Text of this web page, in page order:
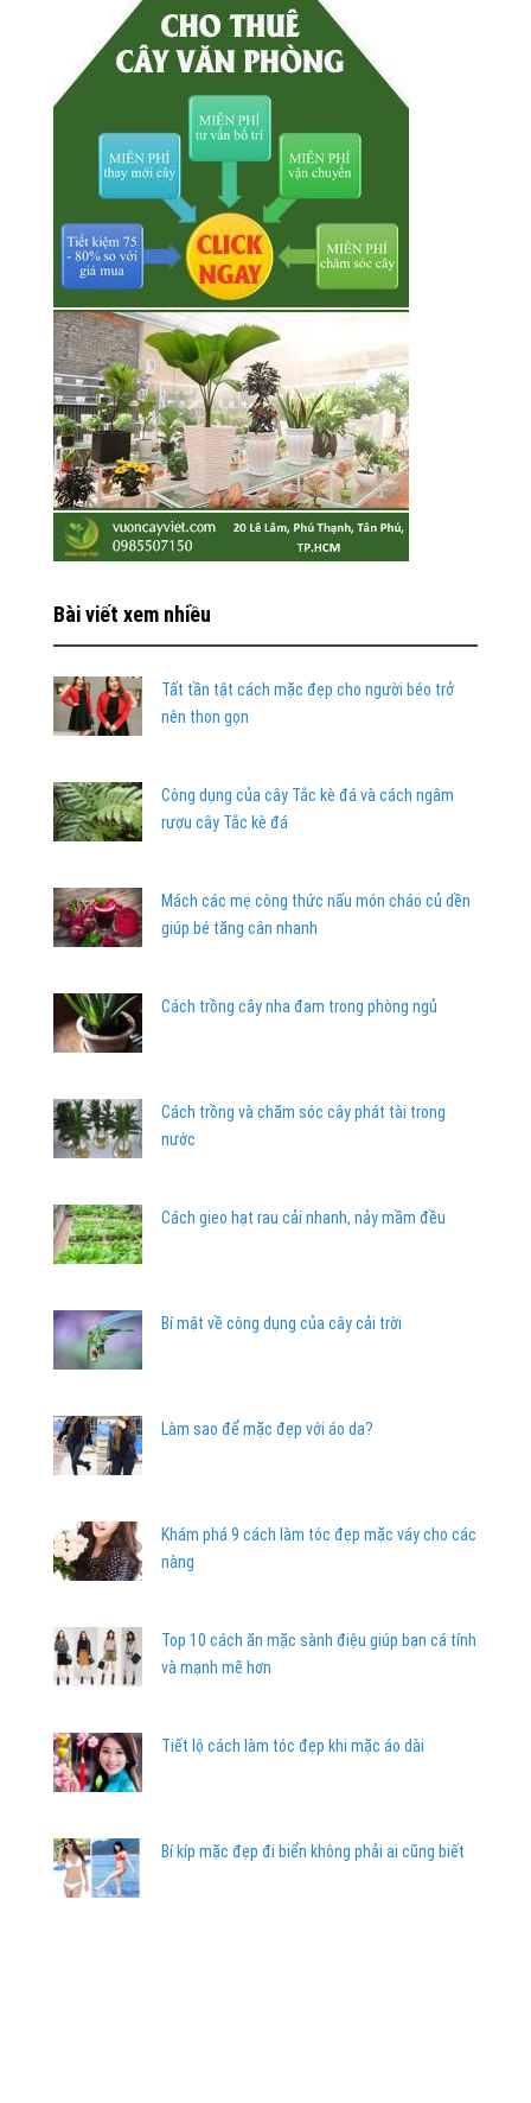
Bài viết xem nhiều
Tất tần tật cách mặc đẹp cho người béo trở
nên thon gọn
Công dụng của cây Tắc kè đá và cách ngâm
rượu cây Tắc kè đá
Mách các mẹ công thức nấu món cháo củ dền
giúp bé tăng cân nhanh
Cách trồng cây nha đam trong phòng ngủ
Cách trồng và chăm sóc cây phát tài trong
nước
Cách gieo hạt rau cải nhanh, nảy mầm đều
Bí mật về công dụng của cây cải trời
Làm sao để mặc đẹp với áo da?
Khám phá 9 cách làm tóc đẹp mặc váy cho các
nàng
Top 10 cách ăn mặc sành điệu giúp bạn cá tính
và mạnh mẽ hơn
Tiết lộ cách làm tóc đẹp khi mặc áo dài
Bí kíp mặc đẹp đi biển không phải ai cũng biết